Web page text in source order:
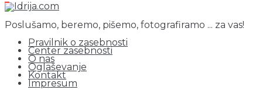
Poslušamo, beremo, pišemo, fotografiramo ... za vas!
Pravilnik o zasebnosti
Center zasebnosti
O nas
Oglaševanje
Kontakt
Impresum